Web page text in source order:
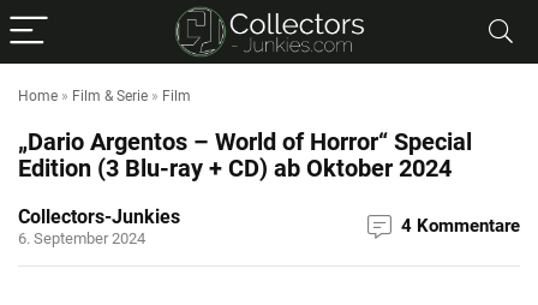
Home » Film & Serie » Film
„Dario Argentos – World of Horror“ Special
Edition (3 Blu-ray + CD) ab Oktober 2024
Collectors-Junkies
6. September 2024
4 Kommentare